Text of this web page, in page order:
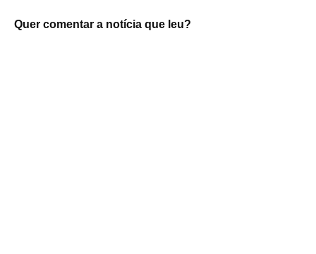
Quer comentar a notícia que leu?